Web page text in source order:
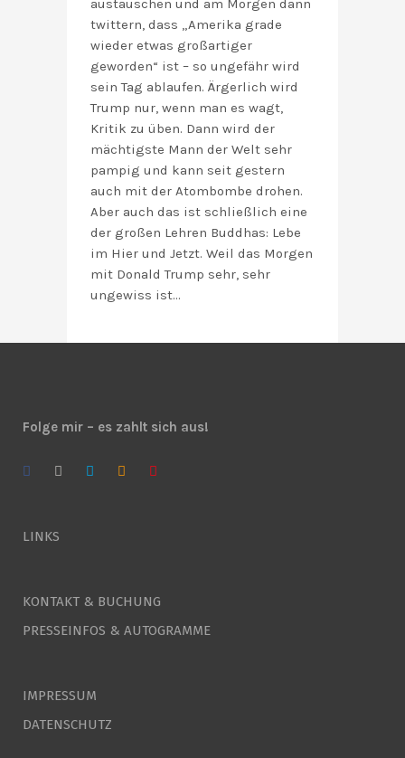
austauschen und am Morgen dann
twittern, dass „Amerika grade
wieder etwas großartiger
geworden“ ist – so ungefähr wird
sein Tag ablaufen. Ärgerlich wird
Trump nur, wenn man es wagt,
Kritik zu üben. Dann wird der
mächtigste Mann der Welt sehr
pampig und kann seit gestern
auch mit der Atombombe drohen.
Aber auch das ist schließlich eine
der großen Lehren Buddhas: Lebe
im Hier und Jetzt. Weil das Morgen
mit Donald Trump sehr, sehr
ungewiss ist…
Folge mir – es zahlt sich aus!
LINKS
KONTAKT & BUCHUNG
PRESSEINFOS & AUTOGRAMME
IMPRESSUM
DATENSCHUTZ